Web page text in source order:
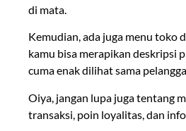
di mata.
Kemudian, ada juga menu toko
kamu bisa merapikan deskripsi
cuma enak dilihat sama
Oiya, jangan lupa juga tentang
transaksi, poin loyalitas, dan